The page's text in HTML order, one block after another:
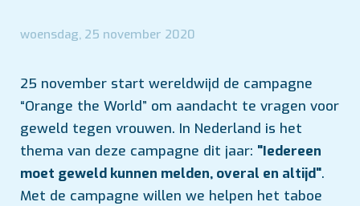
woensdag, 25 november 2020
25 november start wereldwijd de campagne
“Orange the World” om aandacht te vragen voor
geweld tegen vrouwen. In Nederland is het
thema van deze campagne dit jaar: "Iedereen
moet geweld kunnen melden, overal en altijd".
Met de campagne willen we helpen het taboe